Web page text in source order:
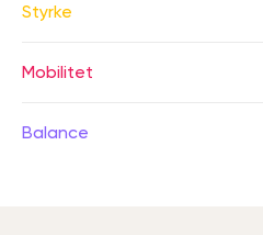
Styrke
Mobilitet
Balance